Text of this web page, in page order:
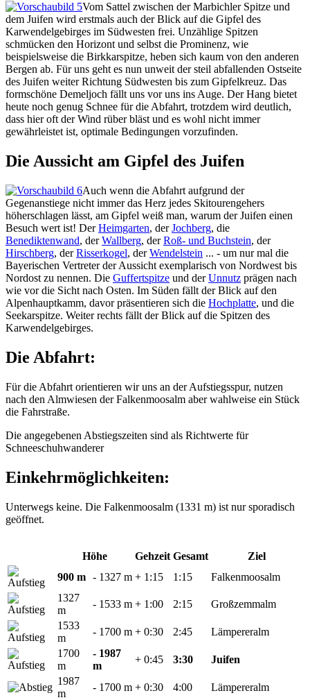
Vom Sattel zwischen der Marbichler Spitze und
dem Juifen wird erstmals auch der Blick auf die Gipfel des
Karwendelgebirges im Südwesten frei. Unzählige Spitzen
schmücken den Horizont und selbst die Prominenz, wie
beispielsweise die Birkkarspitze, heben sich kaum von den anderen
Bergen ab. Für uns geht es nun unweit der steil abfallenden Ostseite
des Juifen weiter Richtung Südwesten bis zum Gipfelkreuz. Das
formschöne Demeljoch fällt uns vor uns ins Auge. Der Hang bietet
heute noch genug Schnee für die Abfahrt, trotzdem wird deutlich,
dass hier oft der Wind rüber bläst und es wohl nicht immer
gewährleistet ist, optimale Bedingungen vorzufinden.
Die Aussicht am Gipfel des Juifen
Auch wenn die Abfahrt aufgrund der
Gegenanstiege nicht immer das Herz jedes Skitourengehers
höherschlagen lässt, am Gipfel weiß man, warum der Juifen einen
Besuch wert ist! DerHeimgarten, derJochberg, die
Benediktenwand, derWallberg, derRoß- und Buchstein, der
Hirschberg, derRisserkogel, derWendelstein ... - um nur mal die
Bayerischen Vertreter der Aussicht exemplarisch von Nordwest bis
Nordost zu nennen. Die Guffertspitze und derUnnutz prägen nach
wie vor die Sicht nach Osten. Im Süden fällt der Blick auf den
Alpenhauptkamm, davor präsentieren sich die Hochplatte, und die
Seekarspitze. Weiter rechts fällt der Blick auf die Spitzen des
Karwendelgebirges.
Die Abfahrt:
Für die Abfahrt orientieren wir uns an der Aufstiegsspur, nutzen
nach den Almwiesen der Falkenmoosalm aber wahlweise ein Stück
die Fahrstraße.
Die angegebenen Abstiegszeiten sind als Richtwerte für
Schneeschuhwanderer
Einkehrmöglichkeiten:
Unterwegs keine. Die Falkenmoosalm (1331 m) ist nur sporadisch
geöffnet.
Höhe Gehzeit Gesamt
Ziel
900 m - 1327 m + 1:15 1:15
Falkenmoosalm
1327
m
- 1533 m + 1:00 2:15
Großzemmalm
1533
m
- 1700 m + 0:30 2:45
Lämpereralm
1700
m
- 1987
m
+ 0:45 3:30
Juifen
1987
m
- 1700 m + 0:30 4:00
Lämpereralm